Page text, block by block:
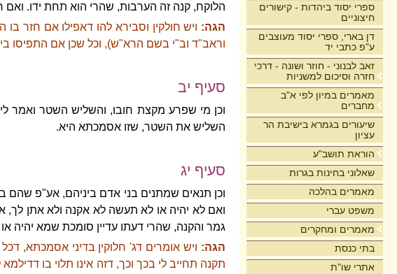
ספרי יסוד ביהדות - קישורים
חיצוניים
דן בארי, ספרי יסוד מעוצבים
ע"פ כתבי יד
זאב לבנוני - חוזר ושונה - דרכי
חזרה וסיכום למשניות
מאמרים במיון לפי א"ב
מחברים
שיעורים בגמרא בישיבת הר
עציון
הוראת תושב"ע
שאלוני בחינות בגרות
מאמרים בהלכה
משפט עברי
מאמרים ומחקרים
בתי כנסת
אתרי שו"ת
הלוקח, קנה זה הערבות, שהרי הוא תחת ידו. ואם
הגה: ויש חולקין וסבירא להו דאפילו אם חזר
וראב"ד וב"י בשם הרא"ש), וכל שכן אם התפיסו
סעיף יב
וכן מי שפרע מקצת חובו, והשליש השטר ואמר
השליש את השטר, שזו אסמכתא היא.
סעיף יג
וכן תנאים שמתנים בני אדם ביניהם, אע"פ
ואם לא יהיה או לא תעשה לא אקנה ולא אתן
גמר והקנה, שהרי דעתו עדיין סומכת שמא יהיה
הגה: ויש אומרים דג' חלוקין בדיני אסמכתא,
תקנה תחייב לי בכך וכך, דזה אינו תלוי בו